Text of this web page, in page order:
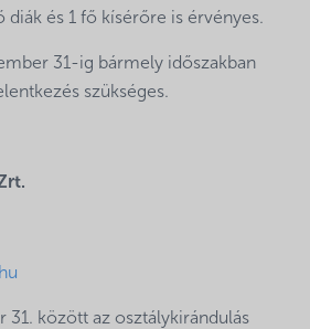
diák és 1 fő kísérőre is érvényes.
31-ig bármely időszakban
szükséges.
31. között az osztálykirándulás